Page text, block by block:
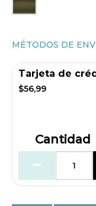
MÉTODOS DE
Tarjeta de
$56,99
Cantidad